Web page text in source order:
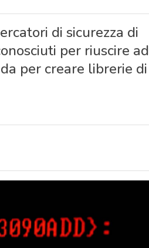
di sicurezza di
per riuscire ad
per creare librerie di